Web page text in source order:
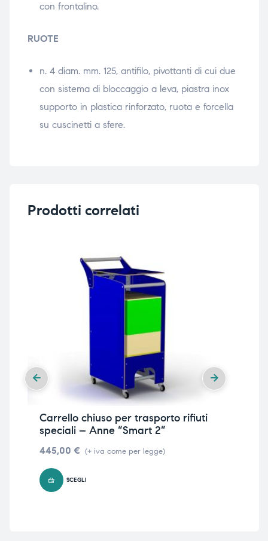
con frontalino.
RUOTE
n. 4 diam. mm. 125, antifilo, pivottanti di cui due
con sistema di bloccaggio a leva, piastra inox
supporto in plastica rinforzato, ruota e forcella
su cuscinetti a sfere.
Prodotti correlati
Carrello chiuso per trasporto rifiuti
speciali – Anne “Smart 2”
445,00 € (+ iva come per legge)
SCEGLI